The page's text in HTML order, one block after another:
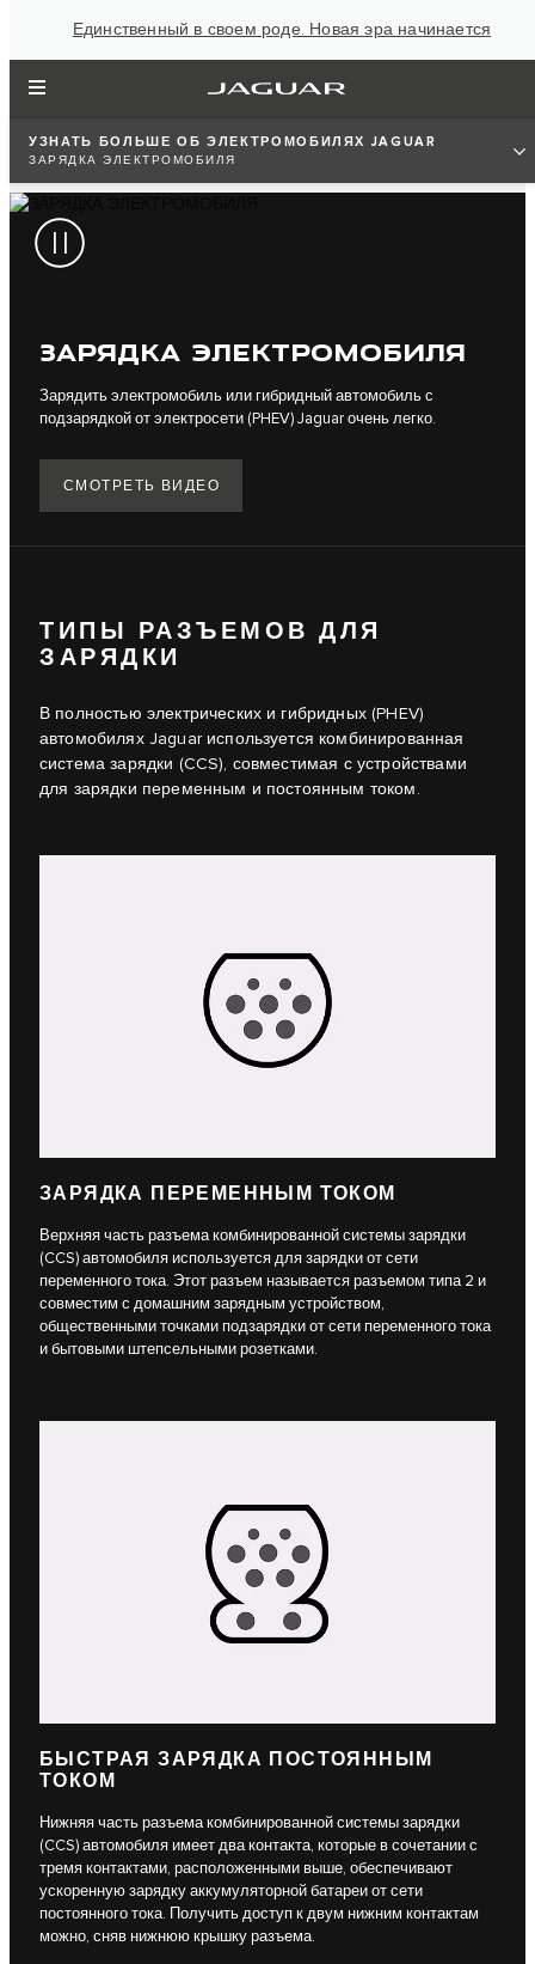
Единственный в своем роде. Новая эра начинается
УЗНАТЬ БОЛЬШЕ ОБ ЭЛЕКТРОМОБИЛЯХ JAGUAR
ЗАРЯДКА ЭЛЕКТРОМОБИЛЯ
ЗАРЯДКА ЭЛЕКТРОМОБИЛЯ
Зарядить электромобиль или гибридный автомобиль с
подзарядкой от электросети (PHEV) Jaguar очень легко.
СМОТРЕТЬ ВИДЕО
ТИПЫ РАЗЪЕМОВ ДЛЯ
ЗАРЯДКИ
В полностью электрических и гибридных (PHEV)
автомобилях Jaguar используется комбинированная
система зарядки (CCS), совместимая с устройствами
для зарядки переменным и постоянным током.
ЗАРЯДКА ПЕРЕМЕННЫМ ТОКОМ
Верхняя часть разъема комбинированной системы зарядки
(CCS) автомобиля используется для зарядки от сети
переменного тока. Этот разъем называется разъемом типа 2 и
совместим с домашним зарядным устройством,
общественными точками подзарядки от сети переменного тока
и бытовыми штепсельными розетками.
БЫСТРАЯ ЗАРЯДКА ПОСТОЯННЫМ
ТОКОМ
Нижняя часть разъема комбинированной системы зарядки
(CCS) автомобиля имеет два контакта, которые в сочетании с
тремя контактами, расположенными выше, обеспечивают
ускоренную зарядку аккумуляторной батареи от сети
постоянного тока. Получить доступ к двум нижним контактам
можно, сняв нижнюю крышку разъема.